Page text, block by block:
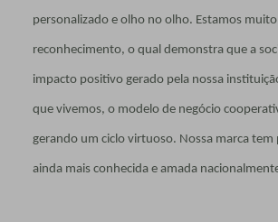
personalizado e olho no olho. Estamos muito
reconhecimento, o qual demonstra que a
impacto positivo gerado pela nossa
que vivemos, o modelo de negócio
gerando um ciclo virtuoso. Nossa marca tem
ainda mais conhecida e amada